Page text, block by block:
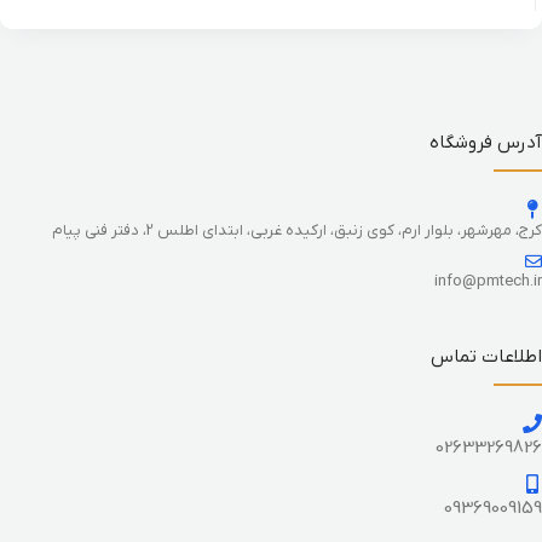
آدرس فروشگاه
کرج، مهرشهر، بلوار ارم، کوی زنبق، ارکیده غربی، ابتدای اطلس 2، دفتر فنی پیام
info@pmtech.ir
اطلاعات تماس
02633269826
09369009159